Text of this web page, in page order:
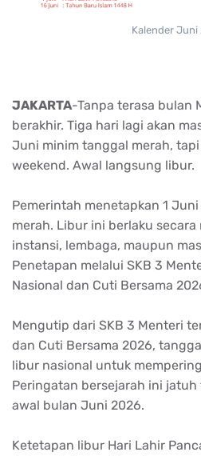
Kalender Juni
JAKARTA-Tanpa terasa bulan
berakhir. Tiga hari lagi akan
Juni minim tanggal merah,
weekend. Awal langsung libur.
Pemerintah menetapkan 1
merah. Libur ini berlaku
instansi, lembaga, maupun
Penetapan melalui SKB 3
Nasional dan Cuti Bersama
Mengutip dari SKB 3 Menteri
dan Cuti Bersama 2026,
libur nasional untuk
Peringatan bersejarah ini
awal bulan Juni 2026.
Ketetapan libur Hari Lahir